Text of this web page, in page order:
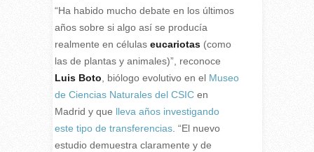
“Ha habido mucho debate en los últimos
años sobre si algo así se producía
realmente en células eucariotas(como
las de plantas y animales)”, reconoce
Luis Boto , biólogo evolutivo en el Museo
de Ciencias Naturales del CSIC en
Madrid y que lleva años investigando
este tipo de transferencias. “El nuevo
estudio demuestra claramente y de